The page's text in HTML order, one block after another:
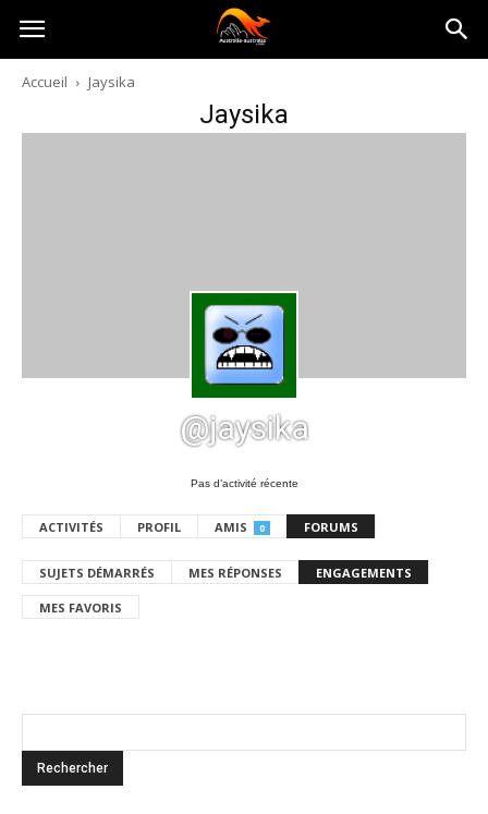
Australia-
australie.com
Accueil Jaysika
Jaysika
@jaysika
Pas d’activité récente
ACTIVITÉS PROFIL AMIS 0 FORUMS
SUJETS DÉMARRÉS MES RÉPONSES ENGAGEMENTS
MES FAVORIS